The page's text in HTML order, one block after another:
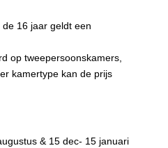
16 jaar geldt een
op tweepersoonskamers,
kamertype kan de prijs
& 15 dec- 15 januari